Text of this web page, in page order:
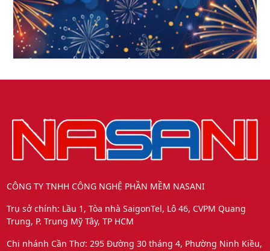
CÔNG TY TNHH CÔNG NGHỆ PHẦN MỀM NASANI
Trụ sở chính: Lầu 1, Tòa nhà SaigonTel, Lô 46, CVPM Quang
Trung, P. Trung Mỹ Tây, TP HCM
Chi nhánh Cần Thơ: 295 Đường 30 tháng 4, Phường Ninh Kiều,